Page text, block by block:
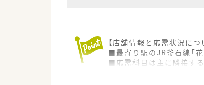
【店舗情報と応需状況につ
■最寄り駅のJR釜石線「
■応需科目は主に隣接す